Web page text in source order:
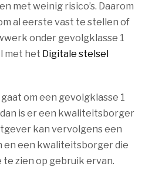
met weinig risico’s. Daarom
al eerste vast te stellen of
onder gevolgklasse 1
met het Digitale stelsel
om een gevolgklasse 1
is er een kwaliteitsborger
kan vervolgens een
en een kwaliteitsborger die
te zien op gebruik ervan.